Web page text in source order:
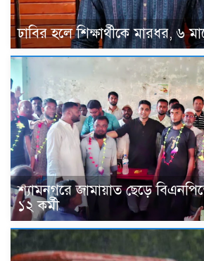
ঢাবির হলে শিক্ষার্থীকে মারধর, ৬
শ্যামনগরে জামায়াত ছেড়ে
১২ কর্মী